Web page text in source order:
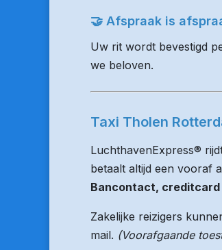
🤝 Afspraak is
Uw rit wordt bevestigd
we beloven.
Taxi Tholen
LuchthavenExpress®
betaalt altijd een vooraf
Bancontact, creditcard
Zakelijke reizigers
mail. (Voorafgaande